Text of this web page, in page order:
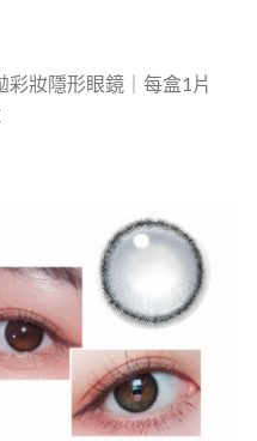
彩妝隱形眼鏡｜每盒1片